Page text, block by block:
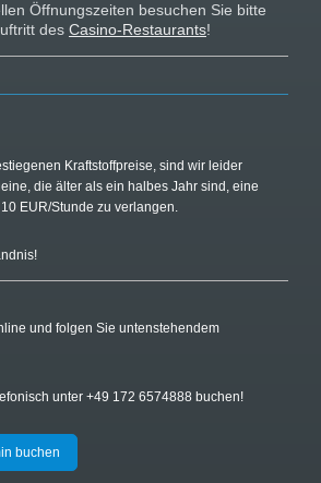
Öffnungszeiten besuchen Sie bitte
des Casino-Restaurants!
Kraftstoffpreise, sind wir leider
die älter als ein halbes Jahr sind, eine
EUR/Stunde zu verlangen.
und folgen Sie untenstehendem
unter +49 172 6574888 buchen!
buchen